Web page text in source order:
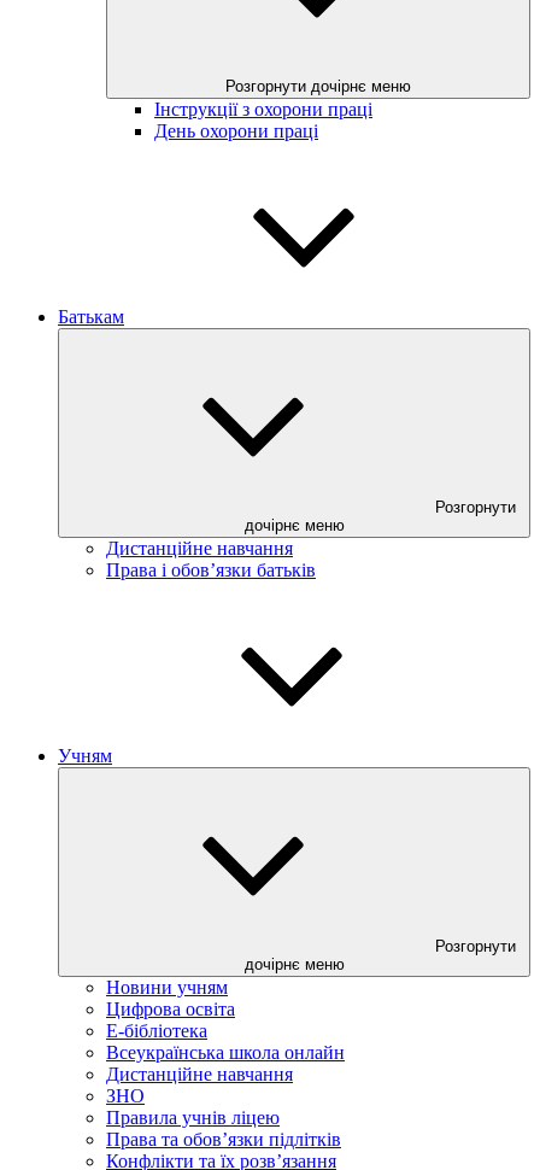
Розгорнути дочірнє меню
Інструкції з охорони праці
День охорони праці
Батькам
Розгорнути
дочірнє меню
Дистанційне навчання
Права і обов’язки батьків
Учням
Розгорнути
дочірнє меню
Новини учням
Цифрова освіта
E-бібліотека
Всеукраїнська школа онлайн
Дистанційне навчання
ЗНО
Правила учнів ліцею
Права та обов’язки підлітків
Конфлікти та їх розв’язання